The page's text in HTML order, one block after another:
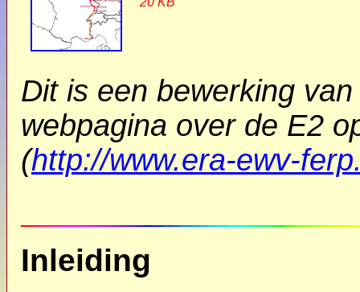
Dit is een bewerking
webpagina over de E2
(http://www.era-ewv-
Inleiding